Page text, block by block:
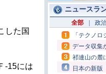
した国
-15には